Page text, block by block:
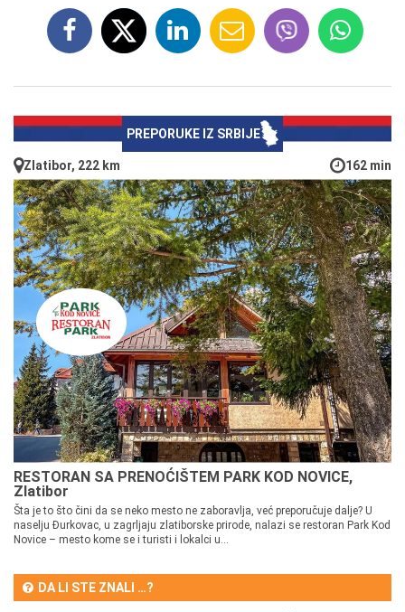
PREPORUKE IZ SRBIJE
Zlatibor, 222 km 162 min
RESTORAN SA PRENOĆIŠTEM PARK KOD NOVICE,
Zlatibor
Šta je to što čini da se neko mesto ne zaboravlja, već preporučuje dalje? U
naselju Đurkovac, u zagrljaju zlatiborske prirode, nalazi se restoran Park Kod
Novice – mesto kome se i turisti i lokalci u...
DA LI STE ZNALI …?